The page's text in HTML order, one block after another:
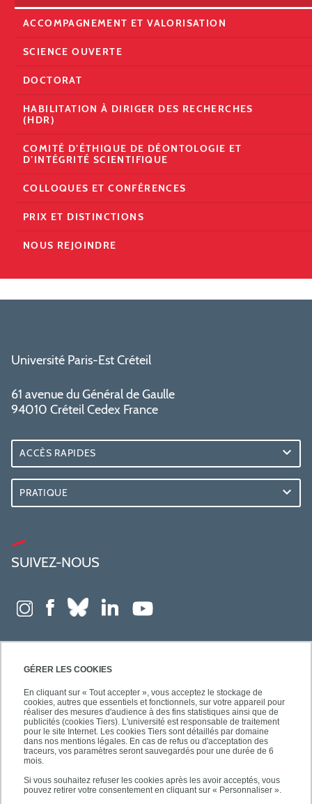
GÉRER LES COOKIES
En cliquant sur « Tout accepter », vous acceptez le stockage de
cookies, autres que essentiels et fonctionnels, sur votre appareil pour
réaliser des mesures d'audience à des fins statistiques ainsi que de
publicités (cookies Tiers). L'université est responsable de traitement
pour le site Internet. Les cookies Tiers sont détaillés par domaine
dans nos mentions légales. En cas de refus ou d'acceptation des
traceurs, vos paramètres seront sauvegardés pour une durée de 6
mois.
Si vous souhaitez refuser les cookies après les avoir acceptés, vous
pouvez retirer votre consentement en cliquant sur « Personnaliser ».
ACCOMPAGNEMENT ET VALORISATION
SCIENCE OUVERTE
DOCTORAT
HABILITATION À DIRIGER DES RECHERCHES
(HDR)
COMITÉ D’ÉTHIQUE DE DÉONTOLOGIE ET
D’INTÉGRITÉ SCIENTIFIQUE
COLLOQUES ET CONFÉRENCES
PRIX ET DISTINCTIONS
NOUS REJOINDRE
Université Paris-Est Créteil
61 avenue du Général de Gaulle
94010 Créteil Cedex France
ACCÈS RAPIDES
PRATIQUE
SUIVEZ-NOUS